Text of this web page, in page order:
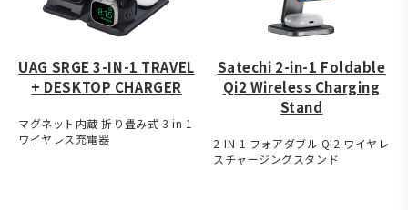
UAG SRGE 3-IN-1 TRAVEL
+ DESKTOP CHARGER
マグネット内蔵 折り畳み式 3 in 1
ワイヤレス充電器
Satechi 2-in-1 Foldable
Qi2 Wireless Charging
Stand
2-IN-1 フォアダブル QI2 ワイヤレ
スチャージングスタンド